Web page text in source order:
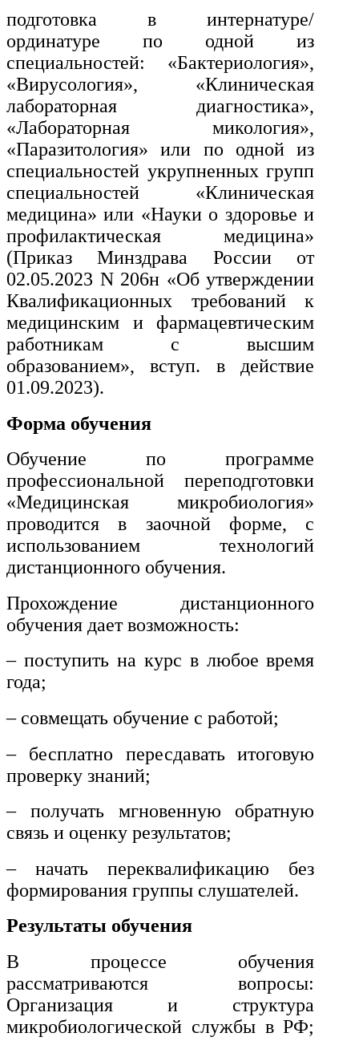
подготовка в интернатуре/
ординатуре по одной из
специальностей: «Бактериология»,
«Вирусология», «Клиническая
лабораторная диагностика»,
«Лабораторная микология»,
«Паразитология» или по одной из
специальностей укрупненных групп
специальностей «Клиническая
медицина» или «Науки о здоровье и
профилактическая медицина»
(Приказ Минздрава России от
02.05.2023 N 206н «Об утверждении
Квалификационных требований к
медицинским и фармацевтическим
работникам с высшим
образованием», вступ. в действие
01.09.2023).
Форма обучения
Обучение по программе
профессиональной переподготовки
«Медицинская микробиология»
проводится в заочной форме, с
использованием технологий
дистанционного обучения.
Прохождение дистанционного
обучения дает возможность:
– поступить на курс в любое время
года;
– совмещать обучение с работой;
– бесплатно пересдавать итоговую
проверку знаний;
– получать мгновенную обратную
связь и оценку результатов;
– начать переквалификацию без
формирования группы слушателей.
Результаты обучения
В процессе обучения
рассматриваются вопросы:
Организация и структура
микробиологической службы в РФ;